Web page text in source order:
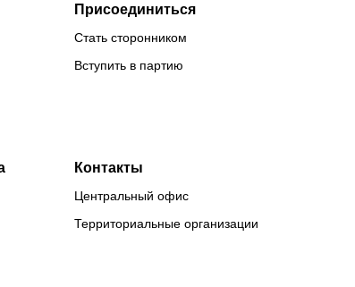
Присоединиться
Стать сторонником
Вступить в партию
Контакты
Центральный офис
Территориальные организации